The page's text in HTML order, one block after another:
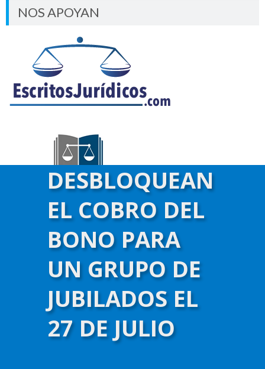
NOS APOYAN
DESBLOQUEAN
EL COBRO DEL
BONO PARA
UN GRUPO DE
JUBILADOS EL
27 DE JULIO